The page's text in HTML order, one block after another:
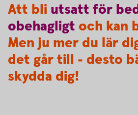
Att bli utsatt för
obehagligt och kan
Men ju mer du lär
det går till - desto
skydda dig!